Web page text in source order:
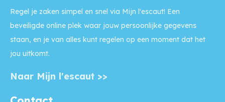
Regel je zaken simpel en snel via Mijn l'escaut! Een
beveiligde online plek waar jouw persoonlijke gegevens
staan, en je van alles kunt regelen op een moment dat het
jou uitkomt.
Naar Mijn l'escaut >>